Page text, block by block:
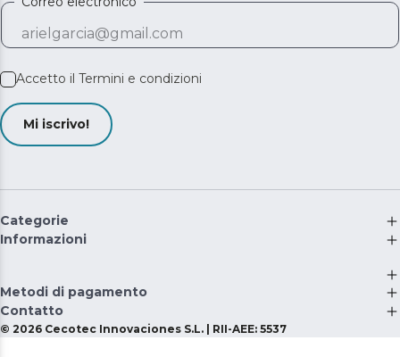
Accetto il Termini e condizioni
Mi iscrivo!
Categorie
Informazioni
Metodi di pagamento
Contatto
© 2026 Cecotec Innovaciones S.L. | RII-AEE: 5537